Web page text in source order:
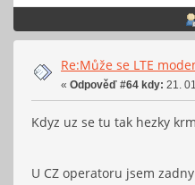
Re:Může se LTE
« Odpověď #64 kdy: 21.
Kdyz uz se tu tak hezky
U CZ operatoru jsem